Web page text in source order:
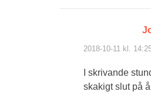
2018-10-11 kl.
I skrivande
skakigt slut på